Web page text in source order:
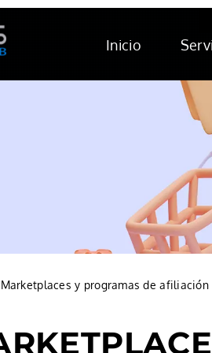
Inicio
Marketplaces y programas de afiliación